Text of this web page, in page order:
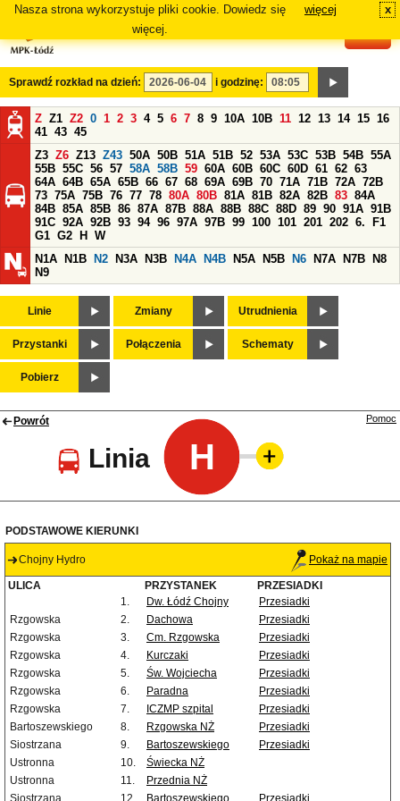
Nasza strona wykorzystuje pliki cookie. Dowiedz się
więcej.
więcej x
Sprawdź rozkład na dzień: i godzinę:
Z Z1 Z2 0 1 2 3 4 5 6 7 8 9 10A 10B 11 12 13 14 15 16
41 43 45
Z3 Z6 Z13 Z43 50A 50B 51A 51B 52 53A 53C 53B 54B 55A
55B 55C 56 57 58A 58B 59 60A 60B 60C 60D 61 62 63
64A 64B 65A 65B 66 67 68 69A 69B 70 71A 71B 72A 72B
73 75A 75B 76 77 78 80A 80B 81A 81B 82A 82B 83 84A
84B 85A 85B 86 87A 87B 88A 88B 88C 88D 89 90 91A 91B
91C 92A 92B 93 94 96 97A 97B 99 100 101 201 202 6.
F1
G1 G2 H
W
N1A
N1B N2 N3A N3B N4A N4B N5A N5B N6 N7A N7B
N8
N9
Linie Zmiany Utrudnienia
Przystanki Połączenia Schematy
Pobierz
Powrót
Linia H
Pomoc
PODSTAWOWE KIERUNKI
Chojny Hydro Pokaż na mapie
ULICA PRZYSTANEK
PRZESIADKI
1.
Dw. Łódź Chojny
Przesiadki
Rzgowska
2. Dachowa
Przesiadki
Rzgowska
3. Cm. Rzgowska
Przesiadki
Rzgowska
4. Kurczaki
Przesiadki
Rzgowska
5. Św. Wojciecha
Przesiadki
Rzgowska
6. Paradna
Przesiadki
Rzgowska
7. ICZMP szpital
Przesiadki
Bartoszewskiego
8. Rzgowska NŻ
Przesiadki
Siostrzana
9. Bartoszewskiego
Przesiadki
Ustronna
10.
Świecka NŻ
Ustronna
11.
Przednia NŻ
Siostrzana
12. Bartoszewskiego Przesiadki